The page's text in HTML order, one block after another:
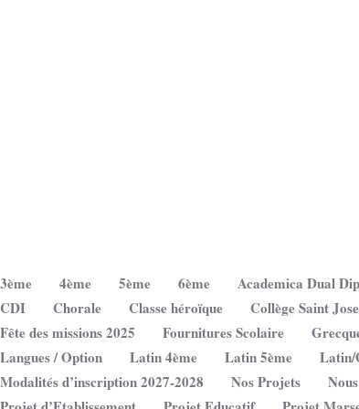
3ème 4ème 5ème 6ème Academica Dual
CDI
Chorale Classe héroïque Collège Saint
Fête des missions 2025
Fournitures Scolaire
Langues / Option
Latin 4ème Latin 5ème Latin/
Modalités d’inscription 2027-2028
Nos Projets